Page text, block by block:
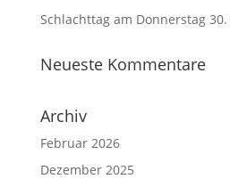
Schlachttag am Donnerstag
Neueste Kommentare
Archiv
Februar 2026
Dezember 2025